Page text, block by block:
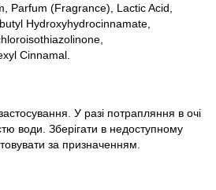
Parfum (Fragrance), Lactic Acid,
Hydroxyhydrocinnamate,
Cinnamal.
У разі потрапляння в очі
води. Зберігати в недоступному
за призначенням.